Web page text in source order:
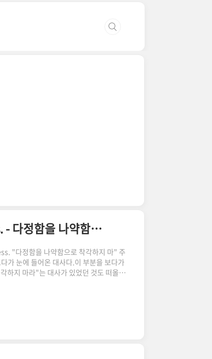
Don't ever mistake my kindness for weakness. - 다정함을 나약함으로 착각하지 마!
다정함을 나약함으로 착각하지 마" 주
가 눈에 들어온 대사다.이 부분을 보다가
하지 마라"는 대사가 있었던 것도 떠올랐
이런 경우 - 호의와 권리 사이의 혼동, 친
뿐 아니라 어른들이 놀이모임에 참여하